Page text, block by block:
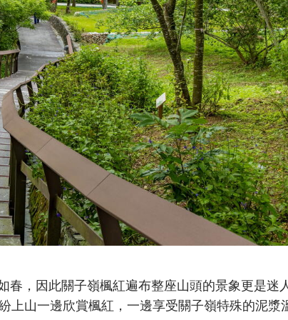
，因此關子嶺楓紅遍布整座山頭的景象更是迷
上山一邊欣賞楓紅，一邊享受關子嶺特殊的泥漿